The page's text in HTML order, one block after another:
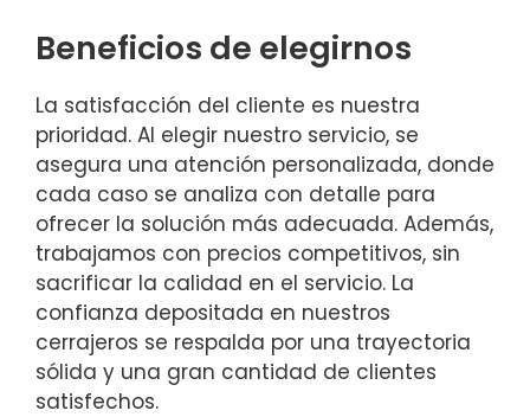
Beneficios de elegirnos
La satisfacción del cliente es nuestra
prioridad. Al elegir nuestro servicio, se
asegura una atención personalizada, donde
cada caso se analiza con detalle para
ofrecer la solución más adecuada. Además,
trabajamos con precios competitivos, sin
sacrificar la calidad en el servicio. La
confianza depositada en nuestros
cerrajeros se respalda por una trayectoria
sólida y una gran cantidad de clientes
satisfechos.